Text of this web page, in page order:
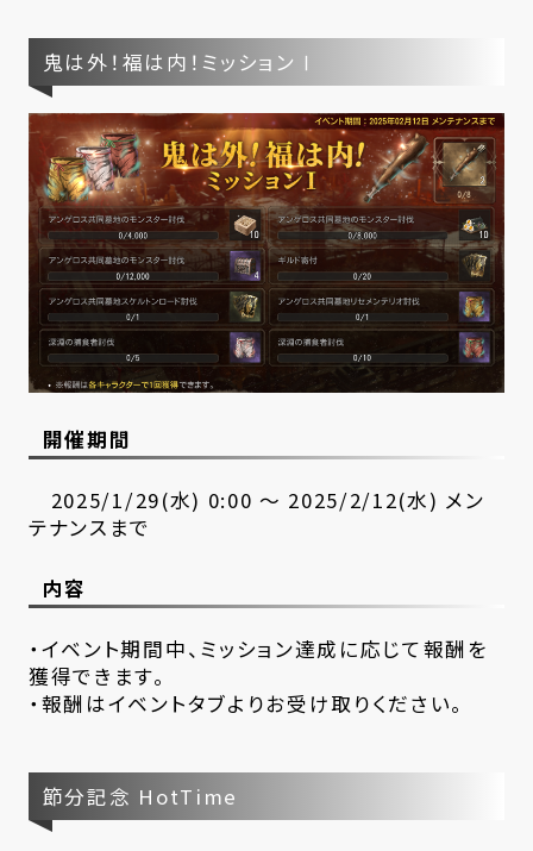
鬼は外！福は内！ミッションⅠ
開催期間
2025/1/29(水) 0:00 ～ 2025/2/12(水) メン
テナンスまで
内容
・イベント期間中、ミッション達成に応じて報酬を
獲得できます。
・報酬はイベントタブよりお受け取りください。
節分記念 HotTime